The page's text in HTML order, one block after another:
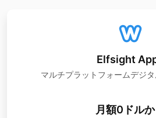
Elfsight
マルチプラットフォームデジ
月額0ドルか